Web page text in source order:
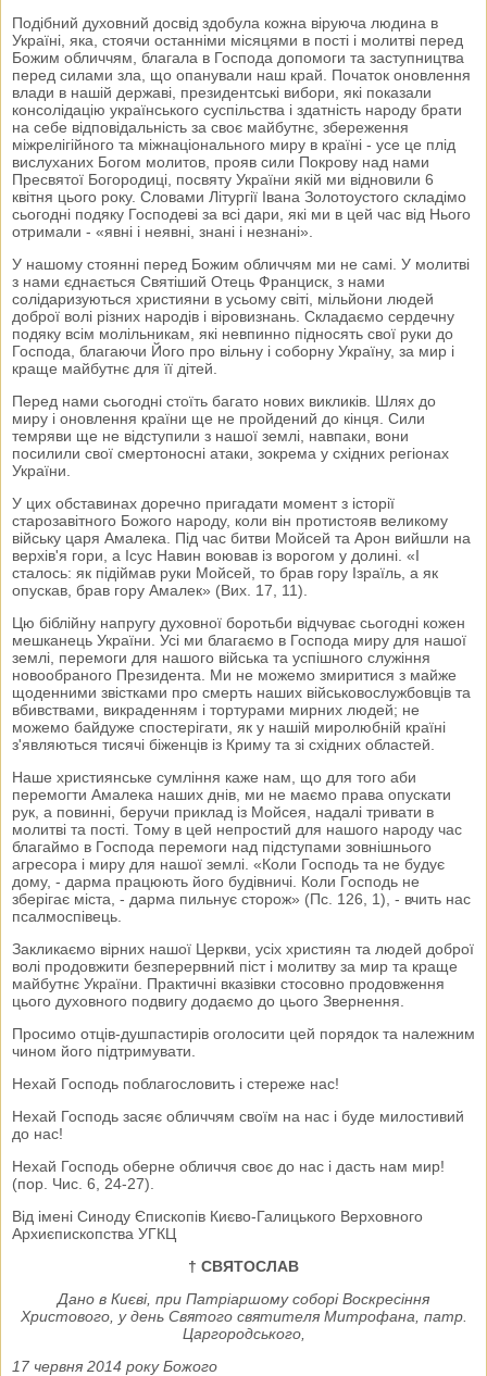
Подібний духовний досвід здобула кожна віруюча людина в
Україні, яка, стоячи останніми місяцями в пості і молитві перед
Божим обличчям, благала в Господа допомоги та заступництва
перед силами зла, що опанували наш край. Початок оновлення
влади в нашій державі, президентські вибори, які показали
консолідацію українського суспільства і здатність народу брати
на себе відповідальність за своє майбутнє, збереження
міжрелігійного та міжнаціонального миру в країні - усе це плід
вислуханих Богом молитов, прояв сили Покрову над нами
Пресвятої Богородиці, посвяту України якій ми відновили 6
квітня цього року. Словами Літургії Івана Золотоустого складімо
сьогодні подяку Господеві за всі дари, які ми в цей час від Нього
отримали - «явні і неявні, знані і незнані».
У нашому стоянні перед Божим обличчям ми не самі. У молитві
з нами єднається Святіший Отець Франциск, з нами
солідаризуються християни в усьому світі, мільйони людей
доброї волі різних народів і віровизнань. Складаємо сердечну
подяку всім молільникам, які невпинно підносять свої руки до
Господа, благаючи Його про вільну і соборну Україну, за мир і
краще майбутнє для її дітей.
Перед нами сьогодні стоїть багато нових викликів. Шлях до
миру і оновлення країни ще не пройдений до кінця. Сили
темряви ще не відступили з нашої землі, навпаки, вони
посилили свої смертоносні атаки, зокрема у східних регіонах
України.
У цих обставинах доречно пригадати момент з історії
старозавітного Божого народу, коли він протистояв великому
війську царя Амалека. Під час битви Мойсей та Арон вийшли на
верхів'я гори, а Ісус Навин воював із ворогом у долині. «І
сталось: як підіймав руки Мойсей, то брав гору Ізраїль, а як
опускав, брав гору Амалек» (Вих. 17, 11).
Цю біблійну напругу духовної боротьби відчуває сьогодні кожен
мешканець України. Усі ми благаємо в Господа миру для нашої
землі, перемоги для нашого війська та успішного служіння
новообраного Президента. Ми не можемо змиритися з майже
щоденними звістками про смерть наших військовослужбовців та
вбивствами, викраденням і тортурами мирних людей; не
можемо байдуже спостерігати, як у нашій миролюбній країні
з'являються тисячі біженців із Криму та зі східних областей.
Наше християнське сумління каже нам, що для того аби
перемогти Амалека наших днів, ми не маємо права опускати
рук, а повинні, беручи приклад із Мойсея, надалі тривати в
молитві та пості. Тому в цей непростий для нашого народу час
благаймо в Господа перемоги над підступами зовнішнього
агресора і миру для нашої землі. «Коли Господь та не будує
дому, - дарма працюють його будівничі. Коли Господь не
зберігає міста, - дарма пильнує сторож» (Пс. 126, 1), - вчить нас
псалмоспівець.
Закликаємо вірних нашої Церкви, усіх християн та людей доброї
волі продовжити безперервний піст і молитву за мир та краще
майбутнє України. Практичні вказівки стосовно продовження
цього духовного подвигу додаємо до цього Звернення.
Просимо отців-душпастирів оголосити цей порядок та належним
чином його підтримувати.
Нехай Господь поблагословить і стереже нас!
Нехай Господь засяє обличчям своїм на нас і буде милостивий
до нас!
Нехай Господь оберне обличчя своє до нас і дасть нам мир!
(пор. Чис. 6, 24-27).
Від імені Синоду Єпископів Києво-Галицького Верховного
Архиєпископства УГКЦ
† СВЯТОСЛАВ
Дано в Києві, при Патріаршому соборі Воскресіння
Христового, у день Святого святителя Митрофана, патр.
Царгородського,
17 червня 2014 року Божого